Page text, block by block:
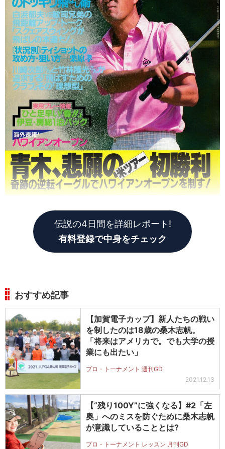
伝説の4日間を詳細レポート!
有料登録で中身をチェック
おすすめ記事
【加賀電子カップ】新人たちの戦い
を制したのは18歳の桑木志帆。
「将来はアメリカで。でも大学の授
業にも出たい」
プロ・トーナメント 週刊GD
2021.12.13
【“残り100Y”に強くなる】#2「左
奥」へのミスを防ぐために桑木志帆
が意識していることとは?
プロ・トーナメント レッスン 月刊GD